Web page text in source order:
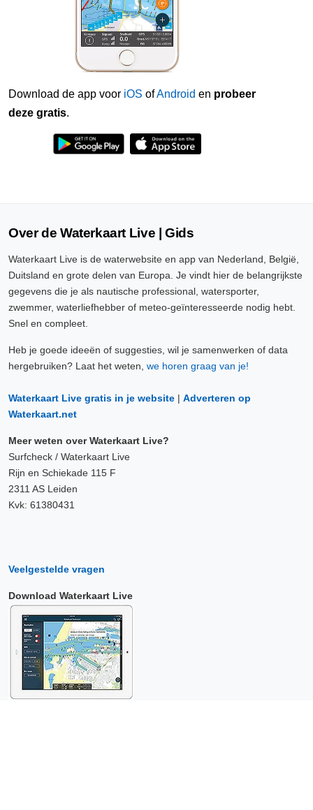
Download de app voor iOS ofAndroid en probeer
deze gratis.
Over de Waterkaart Live | Gids
Waterkaart Live is de waterwebsite en app van Nederland, België,
Duitsland en grote delen van Europa. Je vindt hier de belangrijkste
gegevens die je als nautische professional, watersporter,
zwemmer, waterliefhebber of meteo-geïnteresseerde nodig hebt.
Snel en compleet.
Heb je goede ideeën of suggesties, wil je samenwerken of data
hergebruiken? Laat het weten, we horen graag van je!
Waterkaart Live gratis in je website | Adverteren op
Waterkaart.net
Meer weten over Waterkaart Live?
Surfcheck / Waterkaart Live
Rijn en Schiekade 115 F
2311 AS Leiden
Kvk: 61380431
Veelgestelde vragen
Download Waterkaart Live